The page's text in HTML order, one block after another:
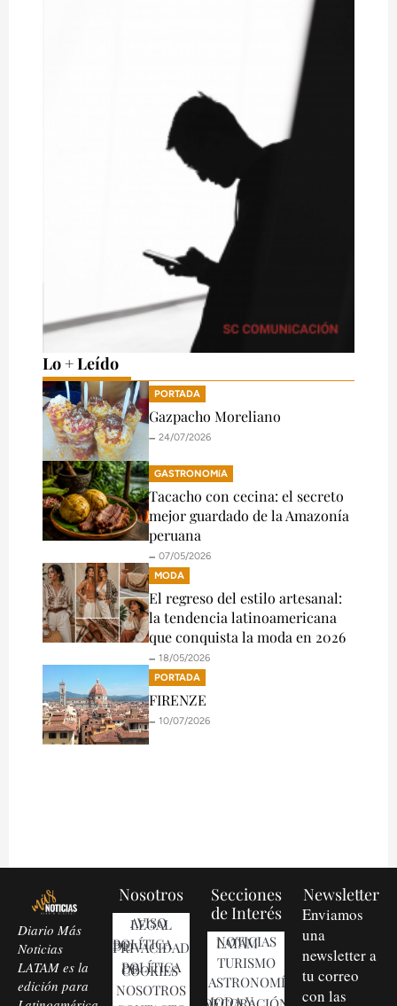
Lo + Leído
PORTADA
Gazpacho Moreliano
🗕️ 24/07/2026
GASTRONOMíA
Tacacho con cecina: el secreto
mejor guardado de la Amazonía
peruana
🗕️ 07/05/2026
MODA
El regreso del estilo artesanal:
la tendencia latinoamericana
que conquista la moda en 2026
🗕️ 18/05/2026
PORTADA
FIRENZE
🗕️ 10/07/2026
Diario Más
Noticias
LATAM es la
edición para
Nosotros
AVISO LEGAL
POLÍTICA DE PRIVACIDAD
POLÍTICA DE COOKIES
NOSOTROS
Secciones
de Interés
NOTICIAS LATAM
TURISMO
GASTRONOMÍA
Newsletter
Enviamos
una
newsletter a
tu correo
con las